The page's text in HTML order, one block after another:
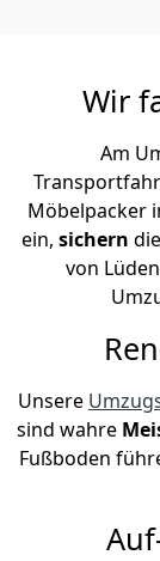
Wir
Am
Möbelpacker
ein, sichern
von
Unsere
sind wahre
Fußboden